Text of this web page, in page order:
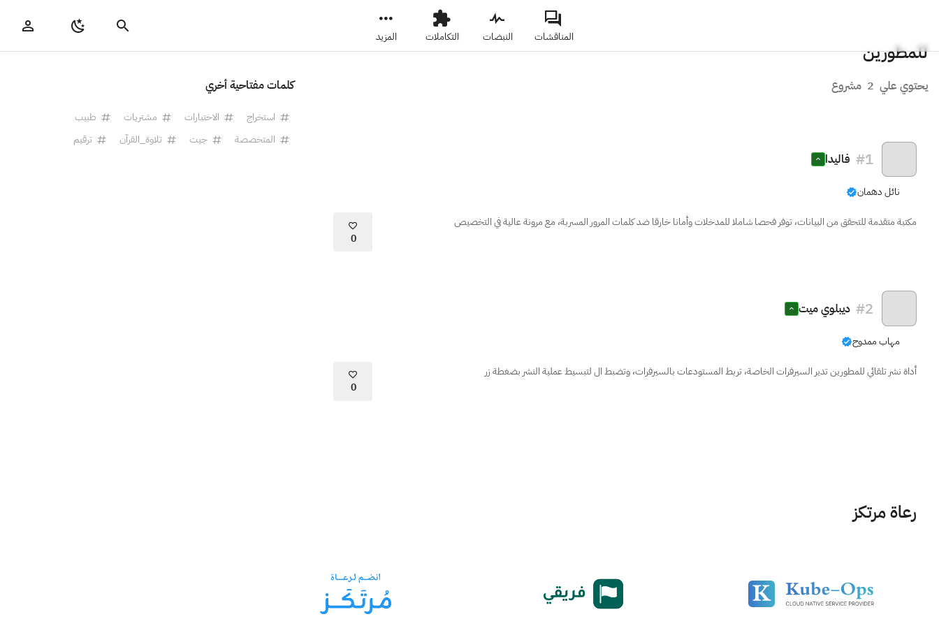
المناقشات النبضات التكاملات المزيد
للمطورين
يحتوي علي 2 مشروع
#1 فاليدا
نائل دهمان
مكتبة متقدمة للتحقق من البيانات، توفر فحصا شاملا للمدخلات وأمانا خارقا ضد كلمات المرور المسربة، مع مرونة عالية في التخصيص
0
#2 ديبلوي ميت
مهاب ممدوح
أداة نشر تلقائي للمطورين تدير السيرفرات الخاصة، تربط المستودعات بالسيرفرات، وتضبط ال لتبسيط عملية النشر بضغطة زر
0
كلمات مفتاحية أخري
استخراج الاختبارات مشتريات
طبيب
المتخصصة
جيت تلاوة_القرآن ترقيم
رعاة مرتكز